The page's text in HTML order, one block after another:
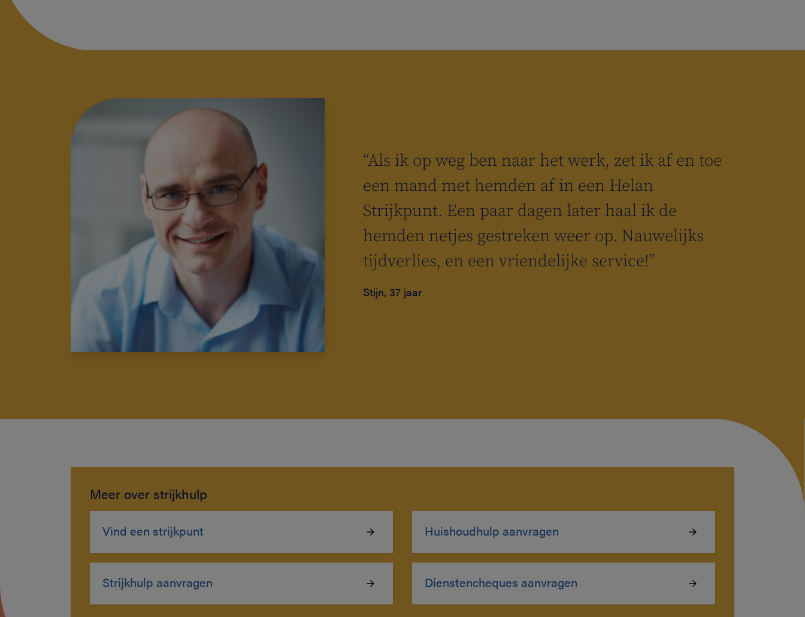
“Als ik op weg ben naar het werk, zet ik af en toe
een mand met hemden af in een Helan
Strijkpunt. Een paar dagen later haal ik de
hemden netjes gestreken weer op. Nauwelijks
tijdverlies, en een vriendelijke service!”
Stijn, 37 jaar
Meer over strijkhulp
Vind een strijkpunt
Strijkhulp aanvragen
Huishoudhulp aanvragen
Dienstencheques aanvragen